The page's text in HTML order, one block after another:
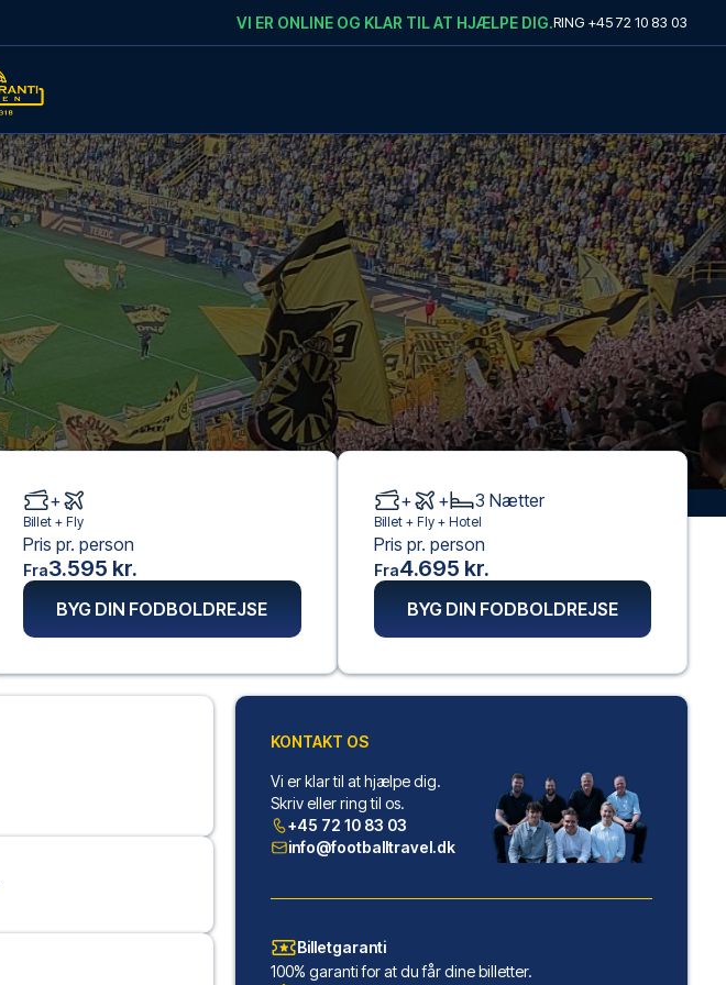
VI ER ONLINE OG KLAR TIL AT HJÆLPE DIG.RING +45 72 10 83 03
+
Billet + Fly
Pris pr. person
Fra3.595 kr.
BYG DIN FODBOLDREJSE
+ + 3 Nætter
Billet + Fly+ Hotel
Pris pr. person
Fra4.695 kr.
BYG DIN FODBOLDREJSE
KONTAKT OS
Vi er klar til at hjælpe dig.
Skriv eller ring til os.
+45 72 10 83 03
info@footballtravel.dk
Billetgaranti
100% garanti for at du får dine billetter.